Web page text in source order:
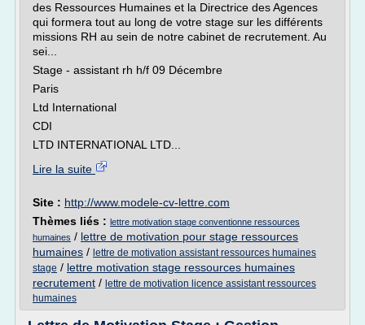
des Ressources Humaines et la Directrice des Agences
qui formera tout au long de votre stage sur les différents
missions RH au sein de notre cabinet de recrutement. Au
sei...
Stage - assistant rh h/f 09 Décembre
Paris
Ltd International
CDI
LTD INTERNATIONAL LTD...
Lire la suite
Site : http://www.modele-cv-lettre.com
Thèmes liés : lettre motivation stage conventionne ressources
humaines / lettre de motivation pour stage ressources
humaines / lettre de motivation assistant ressources humaines
stage / lettre motivation stage ressources humaines
recrutement / lettre de motivation licence assistant ressources
humaines